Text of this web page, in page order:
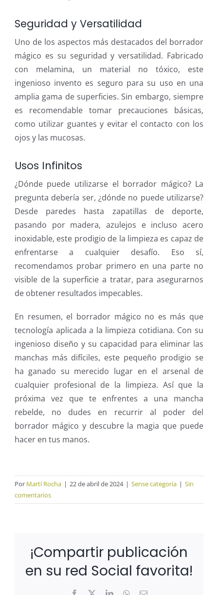
Seguridad y Versatilidad
Uno de los aspectos más destacados del borrador
mágico es su seguridad y versatilidad. Fabricado
con melamina, un material no tóxico, este
ingenioso invento es seguro para su uso en una
amplia gama de superficies. Sin embargo, siempre
es recomendable tomar precauciones básicas,
como utilizar guantes y evitar el contacto con los
ojos y las mucosas.
Usos Infinitos
¿Dónde puede utilizarse el borrador mágico? La
pregunta debería ser, ¿dónde no puede utilizarse?
Desde paredes hasta zapatillas de deporte,
pasando por madera, azulejos e incluso acero
inoxidable, este prodigio de la limpieza es capaz de
enfrentarse a cualquier desafío. Eso sí,
recomendamos probar primero en una parte no
visible de la superficie a tratar, para asegurarnos
de obtener resultados impecables.
En resumen, el borrador mágico no es más que
tecnología aplicada a la limpieza cotidiana. Con su
ingenioso diseño y su capacidad para eliminar las
manchas más difíciles, este pequeño prodigio se
ha ganado su merecido lugar en el arsenal de
cualquier profesional de la limpieza. Así que la
próxima vez que te enfrentes a una mancha
rebelde, no dudes en recurrir al poder del
borrador mágico y descubre la magia que puede
hacer en tus manos.
Por Martí Rocha | 22 de abril de 2024 | Sense categoria | Sin
comentarios
¡Compartir publicación
en su red Social favorita!
Facebook LinkedInWhatsApp
Correo